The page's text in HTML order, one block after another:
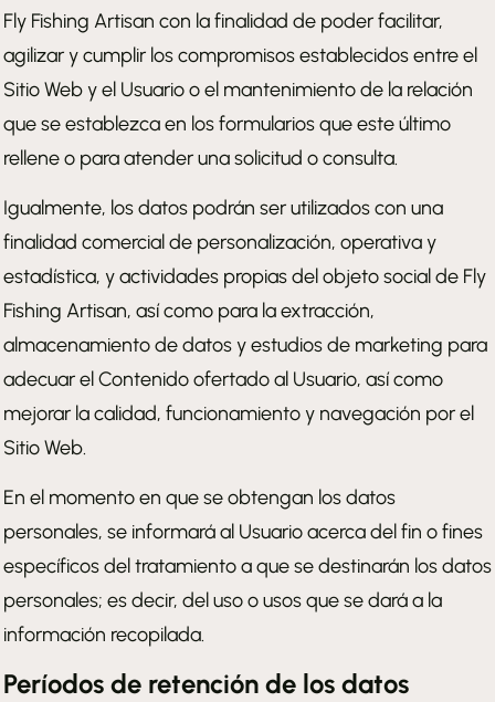
Fly Fishing Artisan con la finalidad de poder facilitar,
agilizar y cumplir los compromisos establecidos entre el
Sitio Web y el Usuario o el mantenimiento de la relación
que se establezca en los formularios que este último
rellene o para atender una solicitud o consulta.
Igualmente, los datos podrán ser utilizados con una
finalidad comercial de personalización, operativa y
estadística, y actividades propias del objeto social de Fly
Fishing Artisan, así como para la extracción,
almacenamiento de datos y estudios de marketing para
adecuar el Contenido ofertado al Usuario, así como
mejorar la calidad, funcionamiento y navegación por el
Sitio Web.
En el momento en que se obtengan los datos
personales, se informará al Usuario acerca del fin o fines
específicos del tratamiento a que se destinarán los datos
personales; es decir, del uso o usos que se dará a la
información recopilada.
Períodos de retención de los datos